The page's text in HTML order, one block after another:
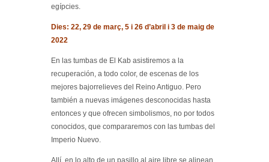
egípcies.
Dies: 22, 29 de març, 5 i 26 d’abril i 3 de maig de
2022
En las tumbas de El Kab asistiremos a la
recuperación, a todo color, de escenas de los
mejores bajorrelieves del Reino Antiguo. Pero
también a nuevas imágenes desconocidas hasta
entonces y que ofrecen simbolismos, no por todos
conocidos, que compararemos con las tumbas del
Imperio Nuevo.